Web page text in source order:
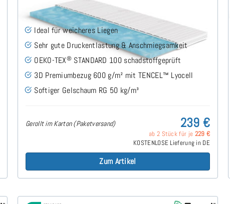
70x160 cm
Ideal für weicheres Liegen
Sehr gute Druckentlastung & Anschmiegsamkeit
OEKO-TEX® STANDARD 100 schadstoffgeprüft
3D Premiumbezug 600 g/m² mit TENCEL™ Lyocell
Softiger Gelschaum RG 50 kg/m³
Gerollt im Karton (Paketversand) 239 €
ab 2 Stück für je 229 €
KOSTENLOSE Lieferung in DE
Zum Artikel